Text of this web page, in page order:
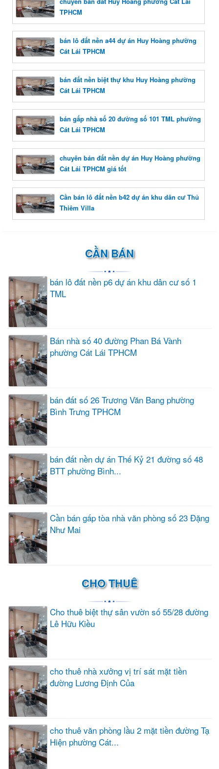
TPHCM
bán lô đất nền a44 dự án Huy Hoàng phường
Cát Lái TPHCM
bán đất nền biệt thự khu Huy Hoàng phường
Cát Lái TPHCM
bán gấp nhà số 20 đường số 101 TML phường
Cát Lái TPHCM
chuyên bán đất nền dự án Huy Hoàng phường
Cát Lái TPHCM giá tốt
Cần bán lô đất nền b42 dự án khu dân cư Thủ
Thiêm Villa
CẦN BÁN
bán lô đất nền p6 dự án khu dân cư số 1
TML
Bán nhà số 40 đường Phan Bá Vành
phường Cát Lái TPHCM
bán đất số 26 Trương Văn Bang phường
Bình Trưng TPHCM
bán đất nền dự án Thế Kỷ 21 đường số 48
BTT phường Bình...
Cần bán gấp tòa nhà văn phòng số 23 Đặng
Như Mai
CHO THUÊ
Cho thuê biệt thự sân vườn số 55/28 đường
Lê Hữu Kiều
cho thuê nhà xưởng vị trí sát mặt tiền
đường Lương Định Của
cho thuê văn phòng lầu 2 mặt tiền đường Tạ
Hiện phường Cát...